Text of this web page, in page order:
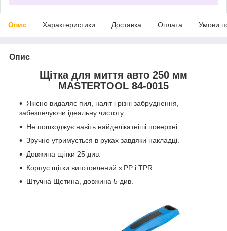
Опис Характеристики Доставка Оплата Умови
Опис
Щітка для миття авто 250 мм
MASTERTOOL 84-0015
Якісно видаляє пил, наліт і різні забруднення,
забезпечуючи ідеальну чистоту.
Не пошкоджує навіть найделікатніші поверхні.
Зручно утримується в руках завдяки накладці.
Довжина щітки 25 див.
Корпус щітки виготовлений з PP і TPR.
Штучна Щетина, довжина 5 див.